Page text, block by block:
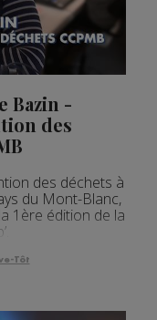
Bazin -
des
des déchets à
du Mont-Blanc,
1ère édition de la
Tôt